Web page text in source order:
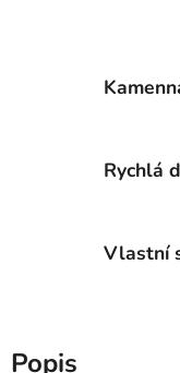
Rychlá
Vlastní
Popis